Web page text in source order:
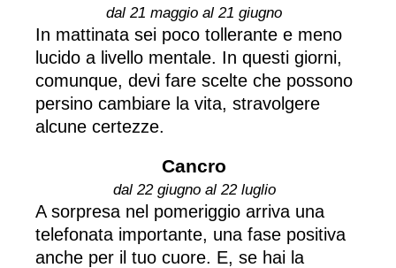
dal 21 maggio al 21 giugno
In mattinata sei poco tollerante e meno
lucido a livello mentale. In questi giorni,
comunque, devi fare scelte che possono
persino cambiare la vita, stravolgere
alcune certezze.
Cancro
dal 22 giugno al 22 luglio
A sorpresa nel pomeriggio arriva una
telefonata importante, una fase positiva
anche per il tuo cuore. E, se hai la